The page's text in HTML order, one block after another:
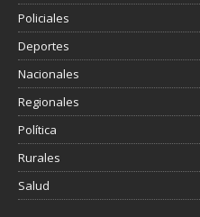
Policiales
Deportes
Nacionales
Regionales
Política
Rurales
Salud